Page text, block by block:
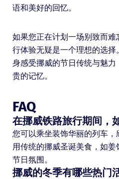
语和美好的回忆。
如果您正在计划一场别致而
行体验无疑是一个理想的选
身感受挪威的节日传统与魅
贵的记忆。
FAQ
在挪威铁路旅行期间，
您可以乘坐装饰华丽的列车
用传统的挪威圣诞美食，如
节日氛围。
挪威的冬季有哪些热门